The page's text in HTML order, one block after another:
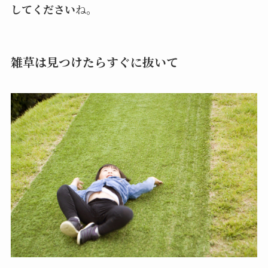
してくださいね。
雑草は見つけたらすぐに抜いて